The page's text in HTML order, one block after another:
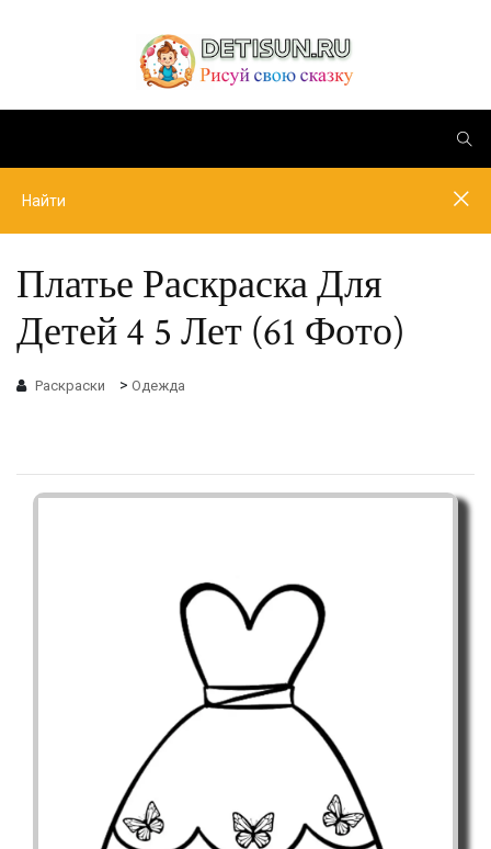
Платье Раскраска Для
Детей 4 5 Лет (61 Фото)
Раскраски > Одежда